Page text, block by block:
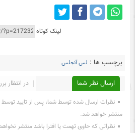
لینک کوتاه
برچسب ها : لس آنجلس
ارسال نظر شما
در انتظار
نظرات ارسال شده توسط شما، پس از تایید
منتشر خواهد شد.
نظراتی که حاوی تهمت یا افترا باشد منتشر